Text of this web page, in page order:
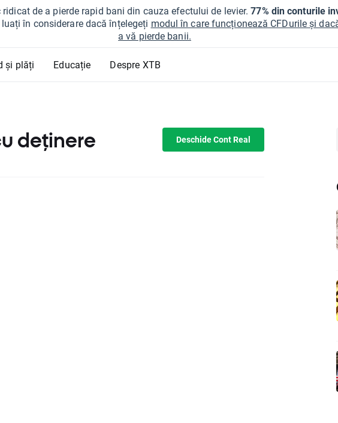
de a pierde rapid bani din cauza efectului de levier.77% din conturile
în considerare dacă înțelegeți modul în care funcționează CFDurile și
a vă pierde banii.
și plăți Educație Despre XTB
deținere Deschide Cont Real